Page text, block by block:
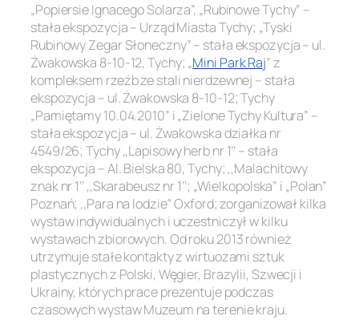
„Popiersie Ignacego Solarza”, „Rubinowe Tychy” –
stała ekspozycja – Urząd Miasta Tychy; „Tyski
Rubinowy Zegar Słoneczny” – stała ekspozycja – ul.
Żwakowska 8-10-12, Tychy; „Mini Park Raj” z
kompleksem rzeźb ze stali nierdzewnej – stała
ekspozycja – ul. Żwakowska 8-10-12; Tychy
„Pamiętamy 10.04.2010” i „Zielone Tychy Kultura” –
stała ekspozycja – ul. Żwakowska działka nr
4549/26; Tychy ,,Lapisowy herb nr 1’’ – stała
ekspozycja – Al. Bielska 80, Tychy; ,,Malachitowy
znak nr 1’’ ,,Skarabeusz nr 1’’; „Wielkopolska” i „Polan”
Poznań; ,,Para na lodzie’’ Oxford; zorganizował kilka
wystaw indywidualnych i uczestniczył w kilku
wystawach zbiorowych. Od roku 2013 również
utrzymuje stałe kontakty z wirtuozami sztuk
plastycznych z Polski, Węgier, Brazylii, Szwecji i
Ukrainy, których prace prezentuje podczas
czasowych wystaw Muzeum na terenie kraju.